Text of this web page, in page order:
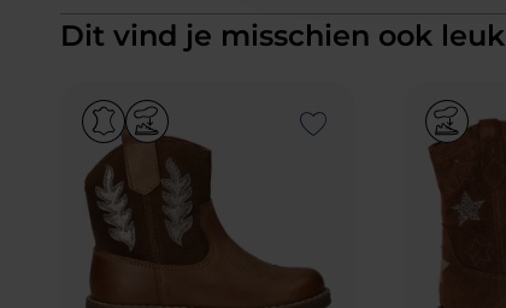
Dit vind je misschien ook leuk
Add to Wishlist